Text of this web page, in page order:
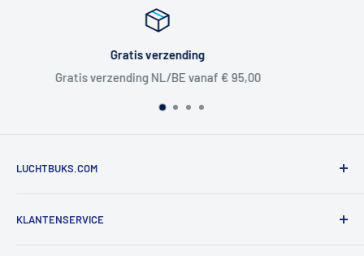
Voor 16:30 besteld -> zelfde dag
LUCHTBUKS.COM
Utrechtlaan 9
KLANTENSERVICE